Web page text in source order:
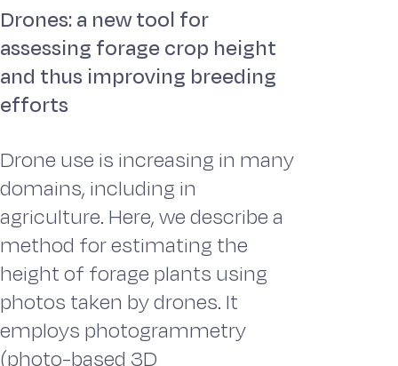
Drones: a new tool for
assessing forage crop height
and thus improving breeding
efforts
Drone use is increasing in many
domains, including in
agriculture. Here, we describe a
method for estimating the
height of forage plants using
photos taken by drones. It
employs photogrammetry
(photo-based 3D